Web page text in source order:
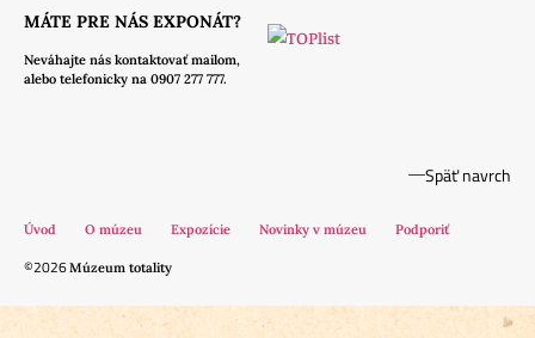
MÁTE PRE NÁS EXPONÁT?
Neváhajte nás kontaktovať mailom,
alebo telefonicky na 0907 277 777.
Späť navrch
Úvod O múzeu Expozície Novinky v múzeu Podporiť
©2026Múzeum totality